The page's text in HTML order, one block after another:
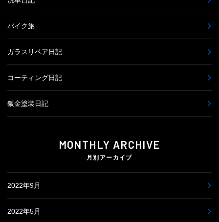
バイク旅
ガラスリペア日記
コーティング日記
鈑金塗装日記
MONTHLY ARCHIVE
月別アーカイブ
2022年9月
2022年5月